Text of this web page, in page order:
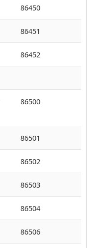
86450
86451
86452
86500
86501
86502
86503
86504
86506